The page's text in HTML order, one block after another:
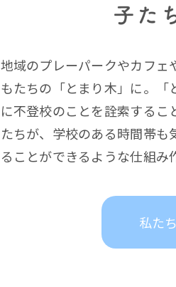
地域のプレーパークやカフェ
もたちの「とまり木」に。
に不登校のことを詮索する
たちが、学校のある時間帯
ることができるような仕組み
私た